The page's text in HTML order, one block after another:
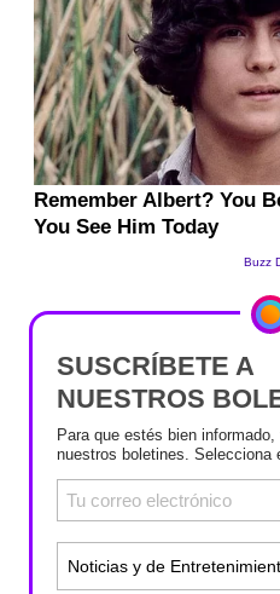
SUSCRÍBETE A
NUESTROS
Para que estés bien
nuestros boletines. Selecciona